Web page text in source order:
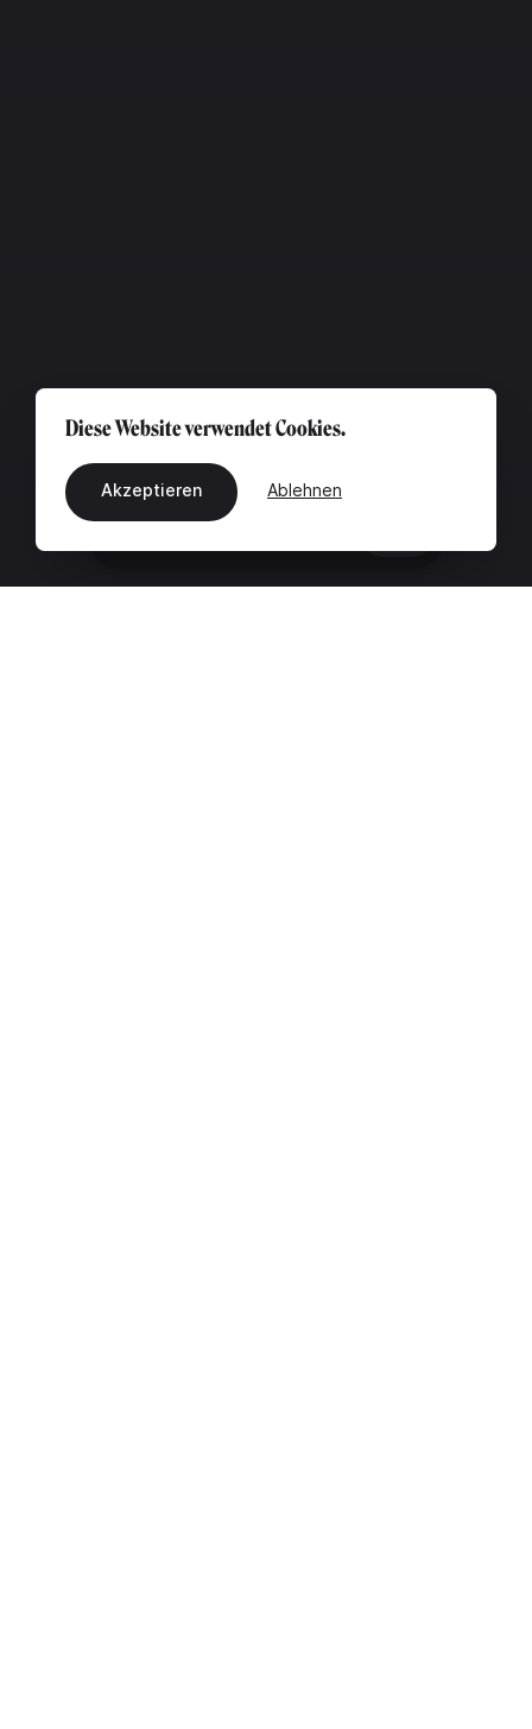
Diese Website verwendet Cookies.
Akzeptieren Ablehnen